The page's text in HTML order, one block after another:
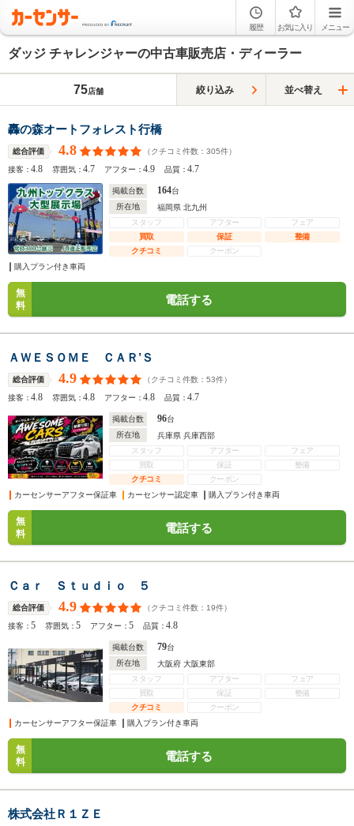
履歴 お気に入り メニュー
ダッジ チャレンジャーの中古車販売店・ディーラー
75店舗 絞り込み 並べ替え
轟の森オートフォレスト行橋
総合評価 4.8 （クチコミ件数： 305件）
接客：4.8 雰囲気：4.7 アフター：4.9 品質：4.7
掲載台数 164台
所在地
福岡県 北九州
スタッフ
アフター
フェア
買取
保証
整備
クチコミ
クーポン
購入プラン付き車両
無
料
電話する
ＡＷＥＳＯＭＥ ＣＡＲ’Ｓ
総合評価 4.9 （クチコミ件数： 53件）
接客：4.8 雰囲気：4.8 アフター：4.8 品質：4.7
掲載台数 96台
所在地
兵庫県 兵庫西部
スタッフ
アフター
フェア
買取
保証
整備
クチコミ
クーポン
カーセンサーアフター保証車
カーセンサー認定車 購入プラン付き車両
無
料
電話する
Ｃａｒ Ｓｔｕｄｉｏ ５
総合評価 4.9 （クチコミ件数： 19件）
接客：5 雰囲気：5 アフター：5 品質：4.8
掲載台数 79台
所在地
大阪府 大阪東部
スタッフ
アフター
フェア
買取
保証
整備
クチコミ
クーポン
カーセンサーアフター保証車
購入プラン付き車両
無
料
電話する
株式会社Ｒ１ＺＥ